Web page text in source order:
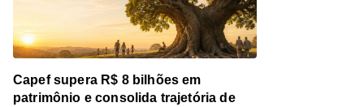
Capef supera R$ 8 bilhões em
patrimônio e consolida trajetória de